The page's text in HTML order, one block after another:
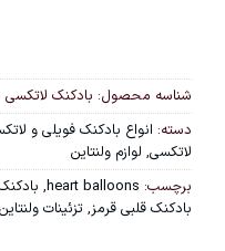
شناسه محصول: بادکنک
دسته: انواع بادکنک فویلی و
لاتکسی, لوازم ولنتاین
برچسب: heart balloons
,
بادکنک قلبی قرمز, تزئینات ولنتاین